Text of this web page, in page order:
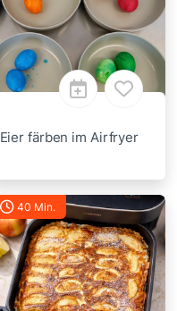
Eier färben im Airfryer
40 Min.